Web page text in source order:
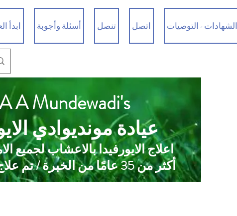
ابدأ أسئلة وأجوبة تنصل اتصل الشهادات - التوصيات
A Mundewadi's
عيادة مونديوادي
اعلاج الايورفيدا بالاعشاب لجميع
أكثر من 35 عامًا من الخبرة / تم علاج 3 مرضى لكح